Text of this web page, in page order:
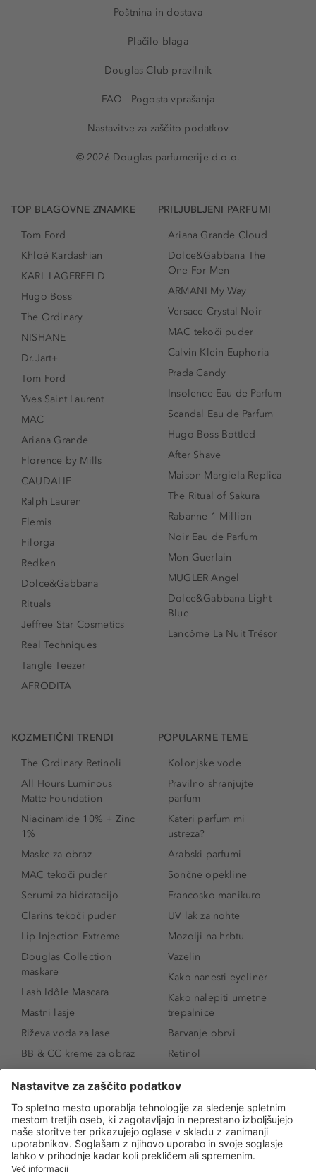
Poštnina in dostava
Plačilo blaga
Douglas Club pravilnik
FAQ - Pogosta vprašanja
Nastavitve za zaščito podatkov
© 2026 Douglas parfumerije d.o.o.
TOP BLAGOVNE ZNAMKE
Tom Ford
Khloé Kardashian
KARL LAGERFELD
Hugo Boss
The Ordinary
NISHANE
Dr.Jart+
Tom Ford
Yves Saint Laurent
MAC
Ariana Grande
Florence by Mills
CAUDALIE
Ralph Lauren
Elemis
Filorga
Redken
Dolce&Gabbana
Rituals
Jeffree Star Cosmetics
Real Techniques
Tangle Teezer
AFRODITA
PRILJUBLJENI PARFUMI
Ariana Grande Cloud
Dolce&Gabbana The
One For Men
ARMANI My Way
Versace Crystal Noir
MAC tekoči puder
Calvin Klein Euphoria
Prada Candy
Insolence Eau de Parfum
Scandal Eau de Parfum
Hugo Boss Bottled
After Shave
Maison Margiela Replica
The Ritual of Sakura
Rabanne 1 Million
Noir Eau de Parfum
Mon Guerlain
MUGLER Angel
Dolce&Gabbana Light
Blue
Lancôme La Nuit Trésor
KOZMETIČNI TRENDI
The Ordinary Retinoli
All Hours Luminous
Matte Foundation
Niacinamide 10% + Zinc
1%
Maske za obraz
MAC tekoči puder
Serumi za hidratacijo
Clarins tekoči puder
Lip Injection Extreme
Douglas Collection
maskare
Lash Idôle Mascara
Mastni lasje
Riževa voda za lase
BB & CC kreme za obraz
SPF 30
Senčila za oči
Tekoči puder
Ličenje povešenih vek
POPULARNE TEME
Kolonjske vode
Pravilno shranjujte
parfum
Kateri parfum mi
ustreza?
Arabski parfumi
Sončne opekline
Francosko manikuro
UV lak za nohte
Mozolji na hrbtu
Vazelin
Kako nanesti eyeliner
Kako nalepiti umetne
trepalnice
Barvanje obrvi
Retinol
Niacinamid
Rozacea
Salicilna kislina